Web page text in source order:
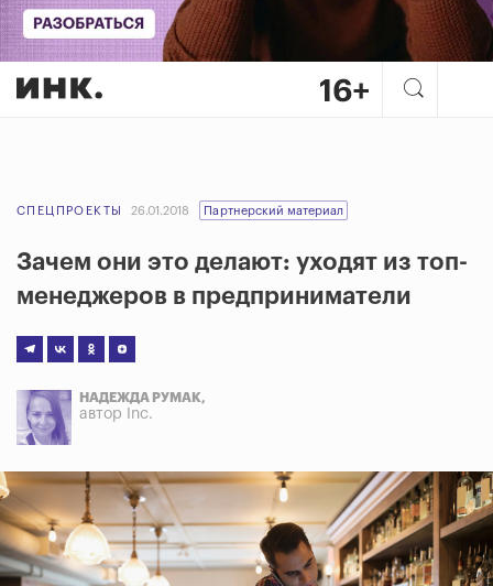
СПЕЦПРОЕКТЫ 26.01.2018 Партнерский материал
Зачем они это делают: уходят из топ-
менеджеров в предприниматели
НАДЕЖДА РУМАК,
автор Inc.